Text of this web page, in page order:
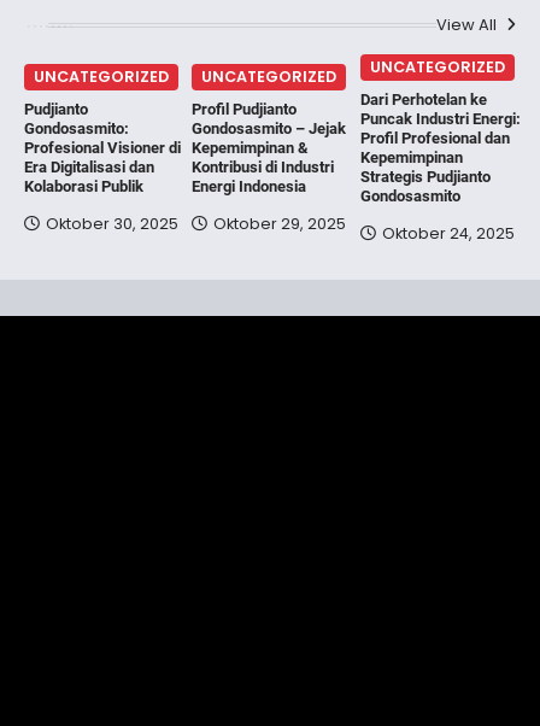
View All
UNCATEGORIZED
Pudjianto
Gondosasmito:
Profesional Visioner di
Era Digitalisasi dan
Kolaborasi Publik
Oktober 30, 2025
UNCATEGORIZED
Profil Pudjianto
Gondosasmito – Jejak
Kepemimpinan &
Kontribusi di Industri
Energi Indonesia
Oktober 29, 2025
UNCATEGORIZED
Dari Perhotelan ke
Puncak Industri Energi:
Profil Profesional dan
Kepemimpinan
Strategis Pudjianto
Gondosasmito
Oktober 24, 2025